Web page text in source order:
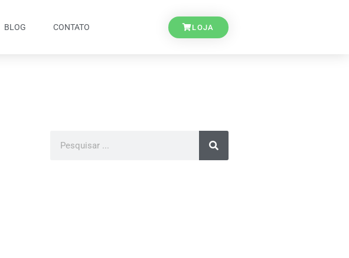
BLOG CONTATO LOJA